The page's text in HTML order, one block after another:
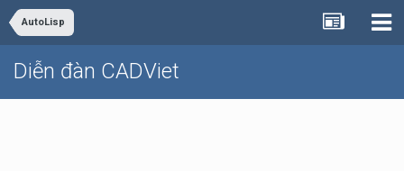
AutoLisp
Diễn đàn CADViet